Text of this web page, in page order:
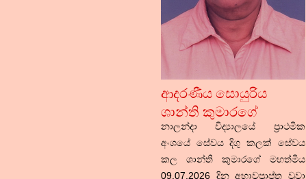
ආදරණීය සොයුරිය
ශාන්ති කුමාරගේ
නාලන්දා විද්‍යාලයේ ප්‍රාථමික
අංශයේ සේවය දිගු කලක් සේවය
කල ශාන්ති කුමාරගේ මහත්මිය
09.07.2026 දින අභාවප්‍රාප්ත වූවා